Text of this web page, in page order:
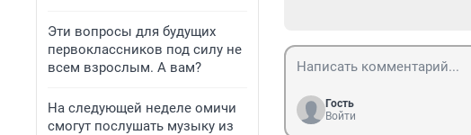
Эти вопросы для будущих
первоклассников под силу не
всем взрослым. А вам?
На следующей неделе омичи
смогут послушать музыку из
Гость
Войти